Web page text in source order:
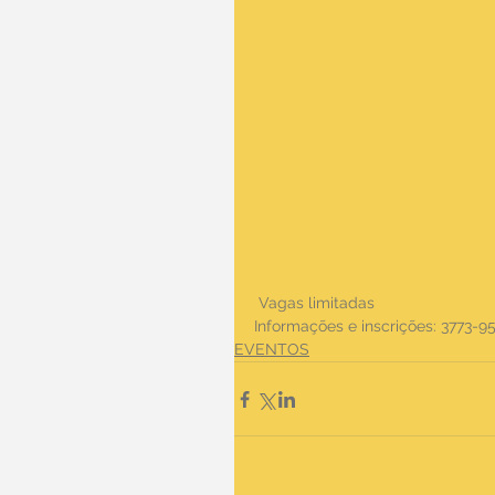
Vagas limitadas
Informações e inscrições: 3773-
EVENTOS